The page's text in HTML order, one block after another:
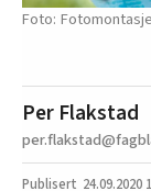
Per Flakstad
24.09.2020